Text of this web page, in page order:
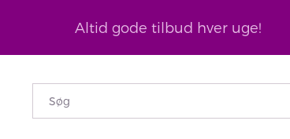
Altid gode tilbud hver uge!